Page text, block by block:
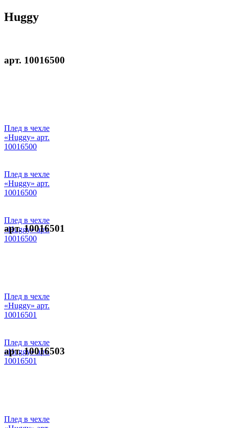
Huggy
арт. 10016500
Плед в чехле
«Huggy» арт.
10016500
Плед в чехле
«Huggy» арт.
10016500
Плед в чехле
«Huggy» арт.
10016500
арт. 10016501
Плед в чехле
«Huggy» арт.
10016501
Плед в чехле
«Huggy» арт.
10016501
арт. 10016503
Плед в чехле